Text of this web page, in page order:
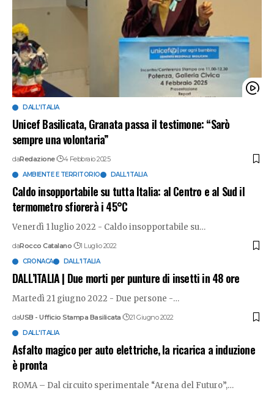
DALL'ITALIA
Unicef Basilicata, Granata passa il testimone: “Sarò
sempre una volontaria”
daRedazione 4 Febbraio 2025
AMBIENTE E TERRITORIO DALL'ITALIA
Caldo insopportabile su tutta Italia: al Centro e al Sud il
termometro sfiorerà i 45°C
Venerdì 1 luglio 2022 - Caldo insopportabile su…
daRocco Catalano 1 Luglio 2022
CRONACA DALL'ITALIA
DALL’ITALIA | Due morti per punture di insetti in 48 ore
Martedì 21 giugno 2022 - Due persone -…
daUSB - Ufficio Stampa Basilicata 21 Giugno 2022
DALL'ITALIA
Asfalto magico per auto elettriche, la ricarica a induzione
è pronta
ROMA – Dal circuito sperimentale “Arena del Futuro”,…